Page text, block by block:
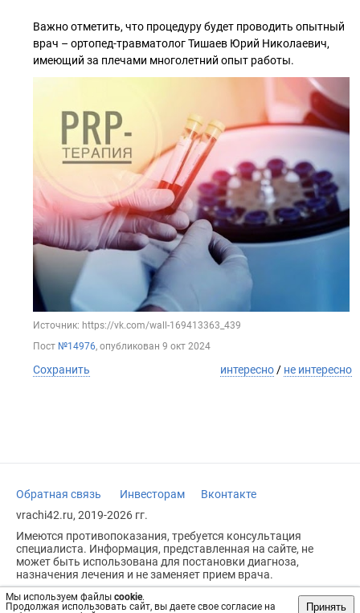
Мы используем файлы cookie.
Продолжая использовать сайт, вы даете свое согласие на
Принять
Важно отметить, что процедуру будет проводить опытный
врач – ортопед-травматолог Тишаев Юрий Николаевич,
имеющий за плечами многолетний опыт работы.
Источник: https://vk.com/wall-169413363_439
Пост №14976, опубликован 9 окт 2024
Сохранить интересно/ не интересно
Обратная связь Инвесторам
Вконтакте
vrachi42.ru, 2019-2026 гг.
Имеются противопоказания, требуется консультация
специалиста. Информация, представленная на сайте, не
может быть использована для постановки диагноза,
назначения лечения и не заменяет прием врача.
Возрастное ограничение: 18+